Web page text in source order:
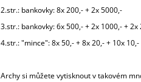
2.str.: bankovky: 8x 200,- + 2x 5000,-
3.str.: bankovky: 6x 500,- + 2x 1000,- + 2x
4.str.: "mince": 8x 50,- + 8x 20,- + 10x
Archy si můžete vytisknout v takovém